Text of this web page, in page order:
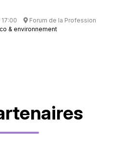
17:00
Forum de la Profession
& environnement